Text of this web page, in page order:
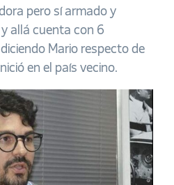
pero sí armado y
allá cuenta con 6
Mario respecto de
en el país vecino.